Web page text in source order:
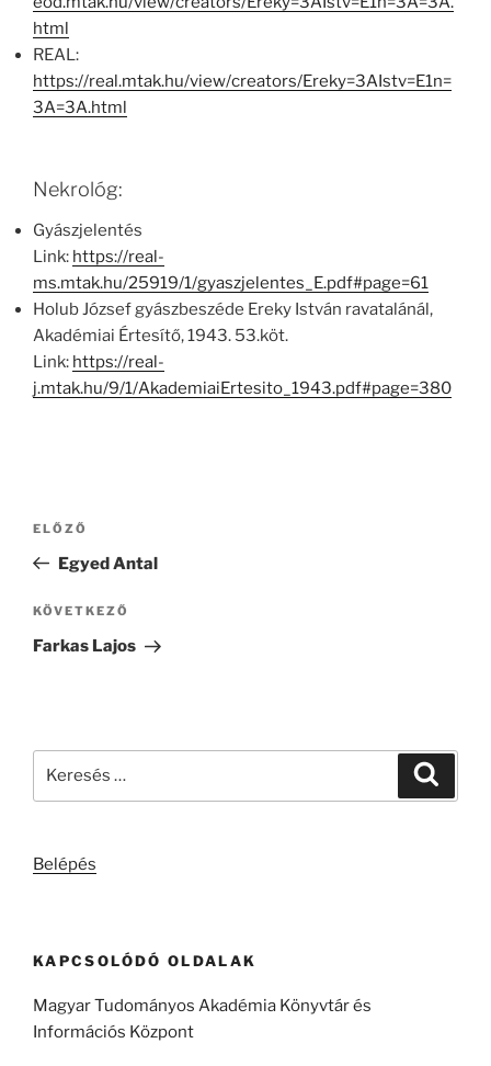
html
REAL:
https://real.mtak.hu/view/creators/Ereky=3AIstv=E1n=
3A=3A.html
Nekrológ:
Gyászjelentés
Link: https://real-
ms.mtak.hu/25919/1/gyaszjelentes_E.pdf#page=61
Holub József gyászbeszéde Ereky István ravatalánál,
Akadémiai Értesítő, 1943. 53.köt.
Link: https://real-
j.mtak.hu/9/1/AkademiaiErtesito_1943.pdf#page=380
Bejegyzés
Korábbi
bejegyzés
ELŐZŐ
Egyed Antal
Következő
bejegyzés
KÖVETKEZŐ
Farkas Lajos
Belépés
KAPCSOLÓDÓ OLDALAK
Magyar Tudományos Akadémia Könyvtár és
Információs Központ